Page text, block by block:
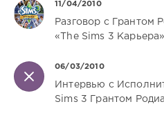
11/04/2010
Разговор с Грантом
«The Sims 3
06/03/2010
Интервью с
Sims 3 Грантом